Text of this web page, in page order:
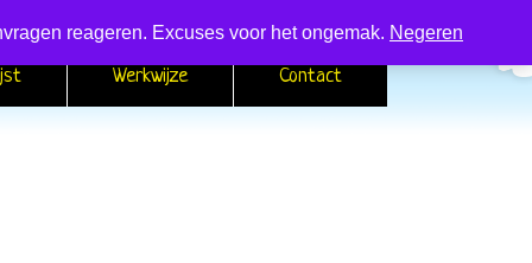
reageren. Excuses voor het ongemak. Negeren
Werkwijze Contact